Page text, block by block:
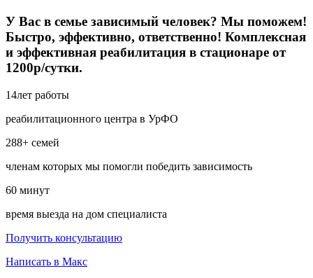
У Вас в семье зависимый человек? Мы поможем!
Быстро, эффективно, ответственно! Комплексная
и эффективная реабилитация в стационаре от
1200р/сутки.
14лет работы
реабилитационного центра в УрФО
288+ семей
членам которых мы помогли победить зависимость
60 минут
время выезда на дом специалиста
Получить консультацию
Написать в Макс